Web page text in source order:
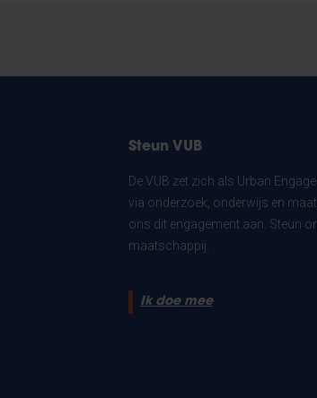
Steun VUB
De VUB zet zich als Urban
via onderzoek, onderwijs en
ons dit engagement aan. Steun
maatschappij.
Ik doe mee